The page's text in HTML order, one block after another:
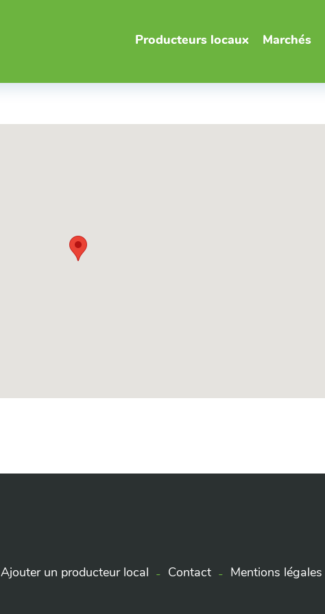
Producteurs locaux Marchés
Ajouter un producteur local Contact Mentions légales